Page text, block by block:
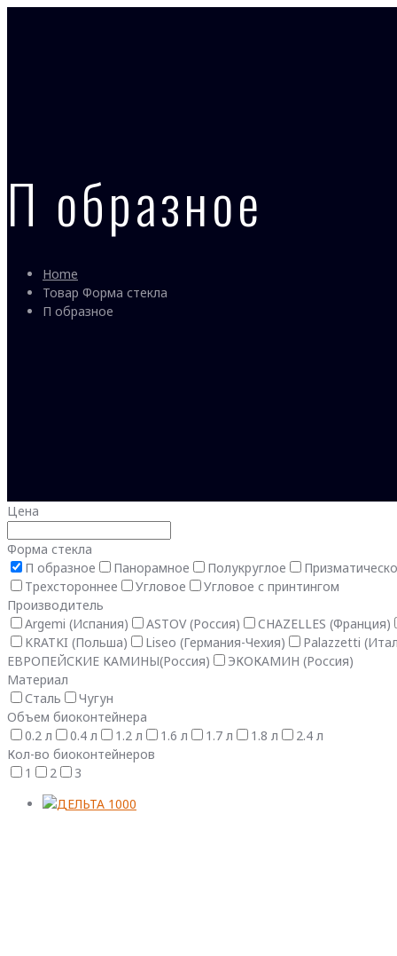
П образное
Home
Товар Форма стекла
П образное
Цена
Форма стекла
П образное
Панорамное Полукруглое
Трехстороннее
Угловое
Угловое с принтингом
Производитель
Argemi (Испания)
ASTOV (Россия) CHAZELLES (Франция)
KRATKI (Польша)
Liseo (Германия-Чехия) Palazzetti
ЕВРОПЕЙСКИЕ КАМИНЫ(Россия)
ЭКОКАМИН (Россия)
Материал
Сталь
Чугун
Объем биоконтейнера
0.2 л
0.4 л 1.2 л 1.6 л 1.7 л 1.8 л
2.4 л
Кол-во биоконтейнеров
1
2 3